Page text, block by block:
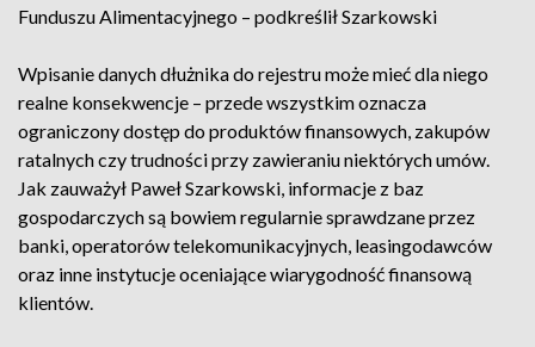
Funduszu Alimentacyjnego – podkreślił Szarkowski
Wpisanie danych dłużnika do rejestru może mieć dla niego
realne konsekwencje – przede wszystkim oznacza
ograniczony dostęp do produktów finansowych, zakupów
ratalnych czy trudności przy zawieraniu niektórych umów.
Jak zauważył Paweł Szarkowski, informacje z baz
gospodarczych są bowiem regularnie sprawdzane przez
banki, operatorów telekomunikacyjnych, leasingodawców
oraz inne instytucje oceniające wiarygodność finansową
klientów.